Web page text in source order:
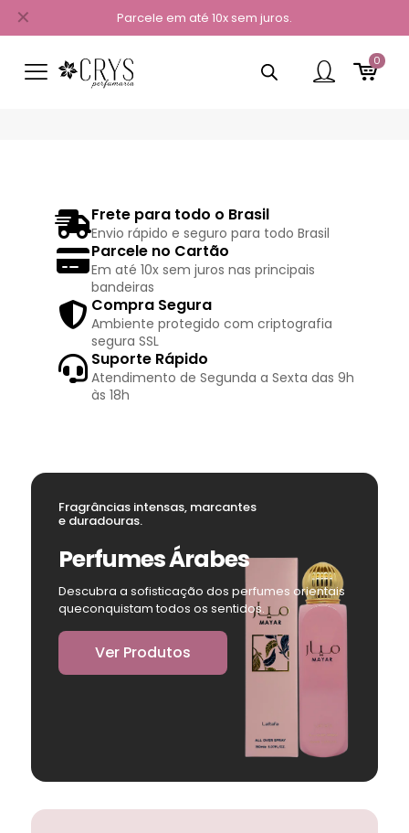
Parcele em até 10x sem juros.
✕
0
Frete para todo o Brasil
Envio rápido e seguro para todo Brasil
Parcele no Cartão
Em até 10x sem juros nas principais
bandeiras
Compra Segura
Ambiente protegido com criptografia
segura SSL
Suporte Rápido
Atendimento de Segunda a Sexta das 9h
às 18h
Fragrâncias intensas, marcantes
e duradouras.
Perfumes Árabes
Descubra a sofisticação dos perfumes orientais
queconquistam todos os sentidos.
Ver Produtos